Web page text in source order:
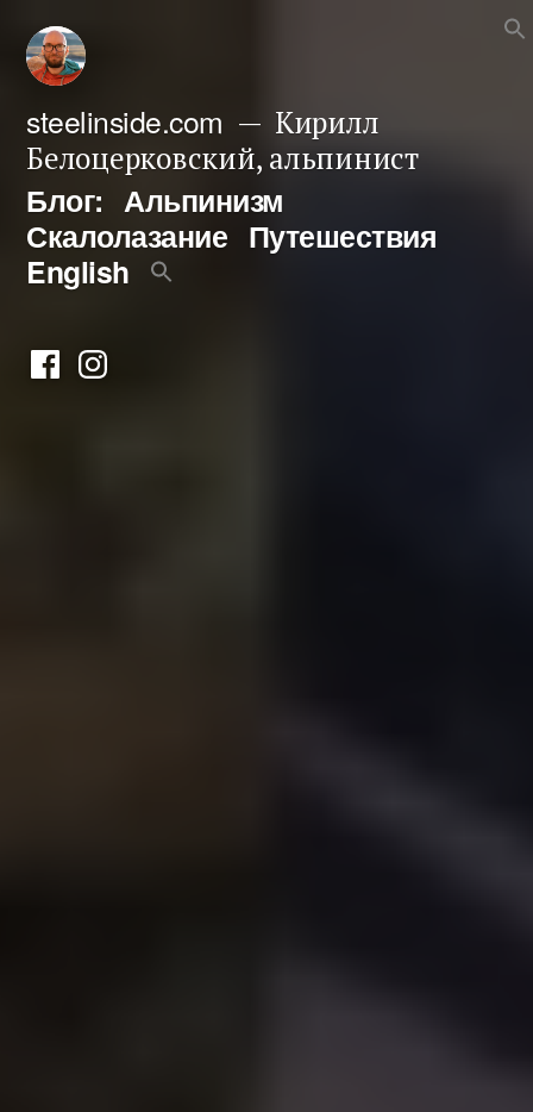
Перейти
содержимому
steelinside.com
Кирилл
Белоцерковский, альпинист
Блог: Альпинизм
Скалолазание Путешествия
English
ФейсбукИнстаграм